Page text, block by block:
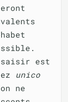
saisir est
unico
ne